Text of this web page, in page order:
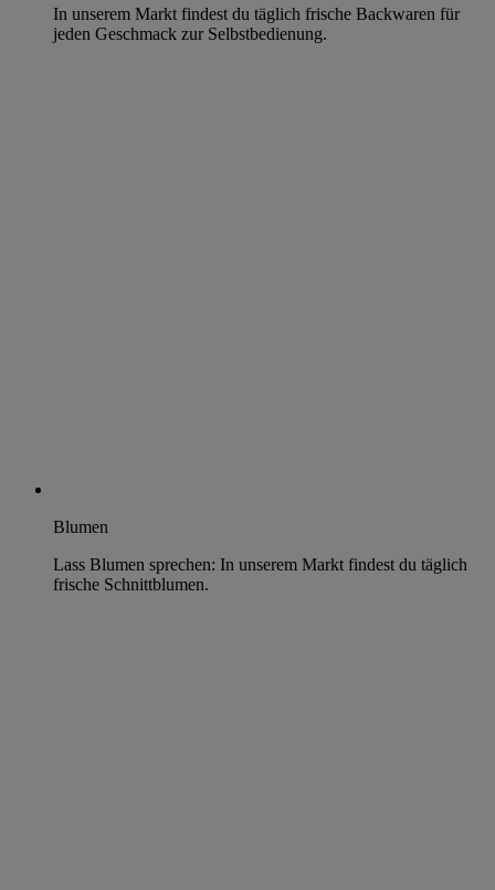
In unserem Markt findest du täglich frische Backwaren für
jeden Geschmack zur Selbstbedienung.
Blumen
Lass Blumen sprechen: In unserem Markt findest du täglich
frische Schnittblumen.